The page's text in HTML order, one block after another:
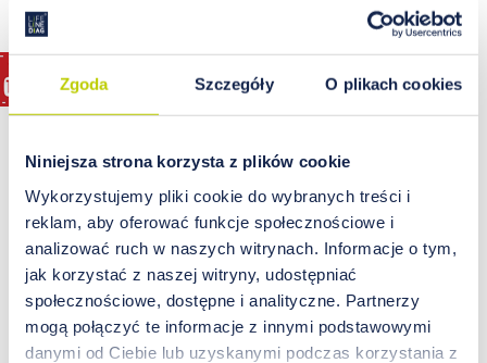
Zgoda Szczegóły O plikach cookies
Niniejsza strona korzysta z plików cookie
Wykorzystujemy pliki cookie do wybranych treści i
reklam, aby oferować funkcje społecznościowe i
analizować ruch w naszych witrynach. Informacje o tym,
jak korzystać z naszej witryny, udostępniać
społecznościowe, dostępne i analityczne. Partnerzy
mogą połączyć te informacje z innymi podstawowymi
danymi od Ciebie lub uzyskanymi podczas korzystania z